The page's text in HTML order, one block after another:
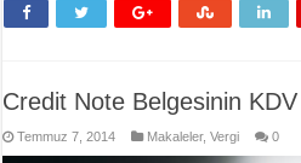
Credit Note Belgesinin KDV
Temmuz 7, 2014 Makaleler,Vergi 0